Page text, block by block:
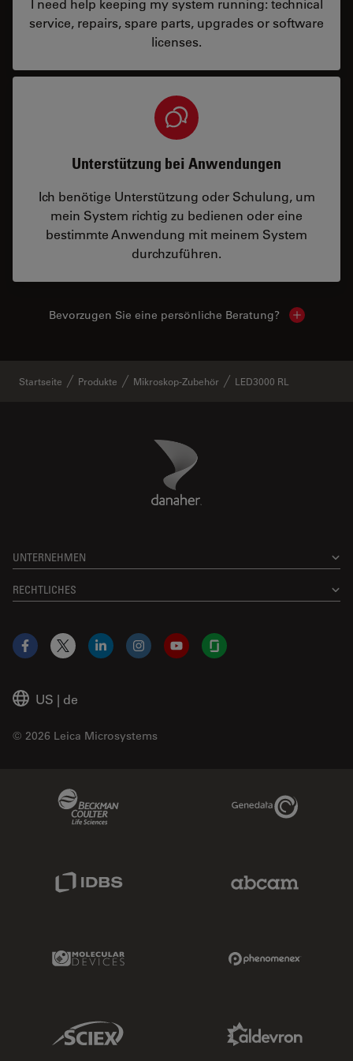
I need help keeping my system running: technical
service, repairs, spare parts, upgrades or software
licenses.
Unterstützung bei Anwendungen
Ich benötige Unterstützung oder Schulung, um
mein System richtig zu bedienen oder eine
bestimmte Anwendung mit meinem System
durchzuführen.
Bevorzugen Sie eine persönliche Beratung? Show
Startseite Produkte Mikroskop-Zubehör LED3000 RL
Danaher Logo
UNTERNEHMEN
RECHTLICHES
US | de
© 2026 Leica Microsystems
Facebook
X LinkedInInstagramYouTubeGlassdoor
Genedata Link
Molecular Devices Link
Sciex Link